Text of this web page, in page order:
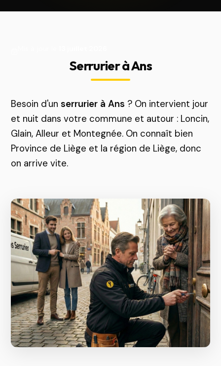
Serrurier à Ans
Besoin d'unserrurier à Ans ? On intervient jour
et nuit dans votre commune et autour : Loncin,
Glain, Alleur et Montegnée. On connaît bien
Province de Liège et la région de Liège, donc
on arrive vite.